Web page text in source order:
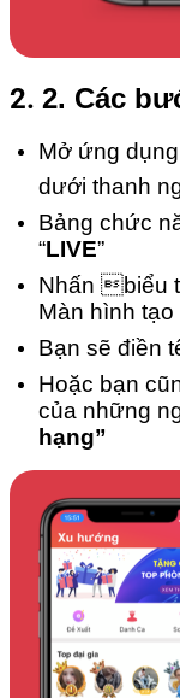
2. 2. Các
Mở ứng dụng
dưới thanh
Bảng chức
“LIVE”
Nhấn biểu
Màn hình
Bạn sẽ điền
Hoặc bạn
của những
hạng”